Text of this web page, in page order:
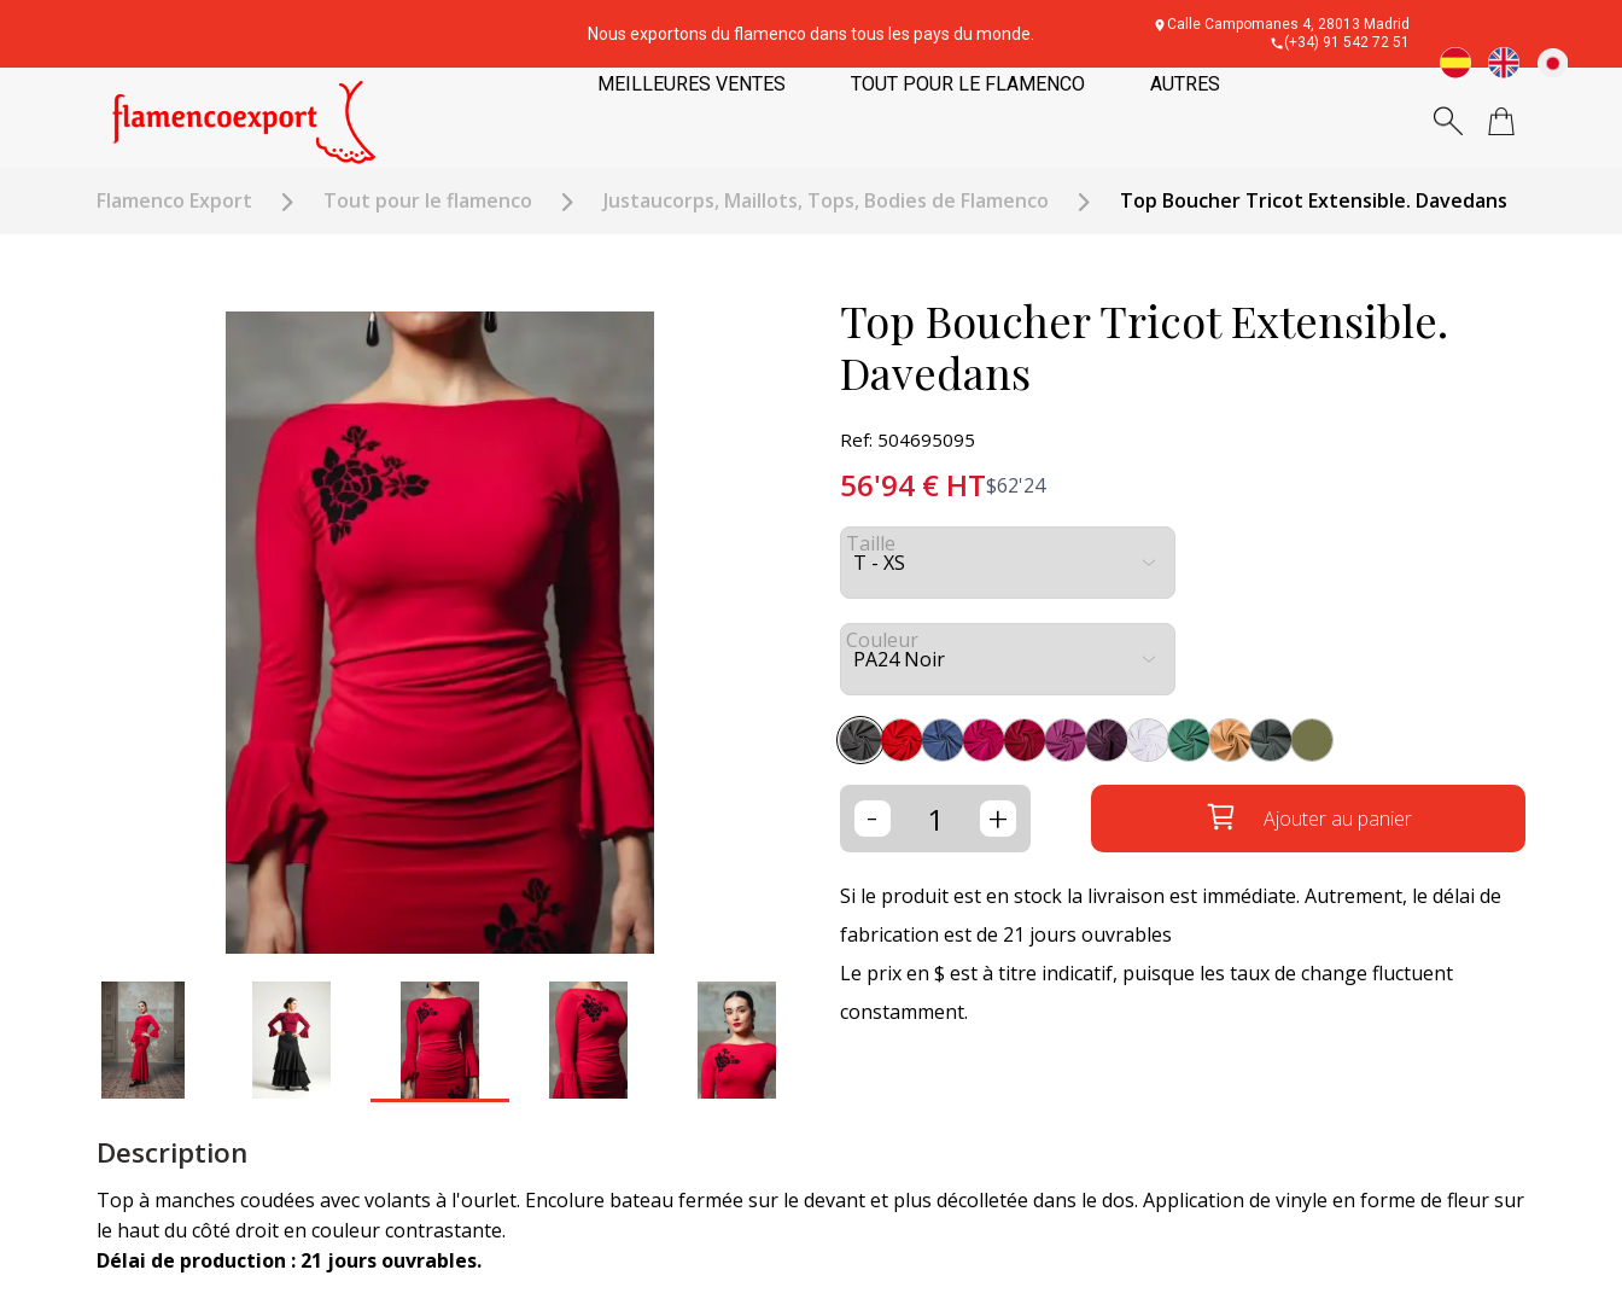
Nous exportons du flamenco dans tous les pays du monde.
Calle Campomanes 4, 28013 Madrid
(+34) 91 542 72 51
MEILLEURES VENTES TOUT POUR LE FLAMENCO AUTRES
Flamenco Export Tout pour le flamenco Justaucorps, Maillots, Tops, Bodies de Flamenco Top Boucher Tricot Extensible. Davedans
Top Boucher Tricot Extensible.
Davedans
Ref: 504695095
56'94€ HT$62'24
Taille
Couleur
- + Ajouter au panier
Si le produit est en stock la livraison est immédiate. Autrement, le délai de
fabrication est de 21 jours ouvrables
Le prix en $ est à titre indicatif, puisque les taux de change fluctuent
constamment.
Description
Top à manches coudées avec volants à l'ourlet. Encolure bateau fermée sur le devant et plus décolletée dans le dos. Application de vinyle en forme de fleur sur
le haut du côté droit en couleur contrastante.
Délai de production : 21 jours ouvrables.